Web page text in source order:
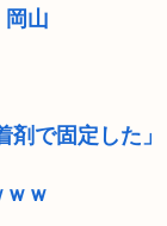
山
で固定した」
ｗ